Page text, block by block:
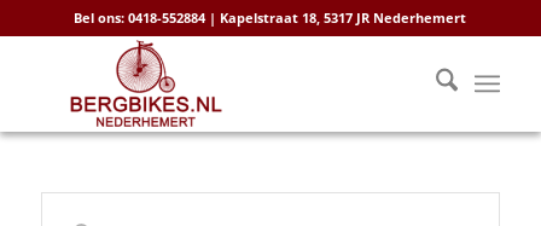
Bel ons: 0418-552884 | Kapelstraat 18, 5317 JR Nederhemert